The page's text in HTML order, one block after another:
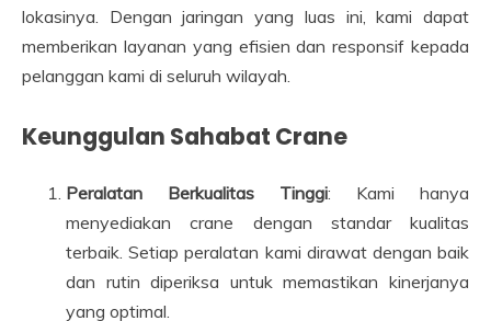
lokasinya. Dengan jaringan yang luas ini, kami dapat
memberikan layanan yang efisien dan responsif kepada
pelanggan kami di seluruh wilayah.
Keunggulan Sahabat Crane
Peralatan Berkualitas Tinggi: Kami hanya
menyediakan crane dengan standar kualitas
terbaik. Setiap peralatan kami dirawat dengan baik
dan rutin diperiksa untuk memastikan kinerjanya
yang optimal.